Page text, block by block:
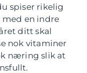
spiser rikelig
en indre
ditt skal
nok vitaminer
næring slik at